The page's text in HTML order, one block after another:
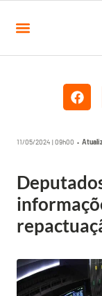
11/05/2024 | 09h00 •